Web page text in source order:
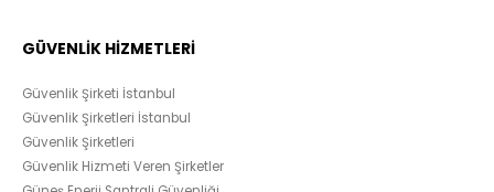
GÜVENLİK HİZMETLERİ
Güvenlik Şirketi İstanbul
Güvenlik Şirketleri İstanbul
Güvenlik Şirketleri
Güvenlik Hizmeti Veren Şirketler